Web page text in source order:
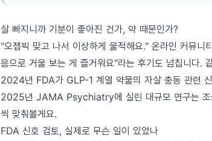
살 빠지니까 기분이 좋아진 건가, 약 때문인가?
"오젭픽 맞고 나서 이상하게 울적해요." 온라인 커뮤
음으로 거울 보는 게 즐거워요"라는 후기도 넘칩니다.
2024년 FDA가 GLP-1 계열 약물의 자살 충동 관련
2025년 JAMA Psychiatry에 실린 대규모 연구는 조
씩 맞춰볼게요.
FDA 신호 검토, 실제로 무슨 일이 있었나